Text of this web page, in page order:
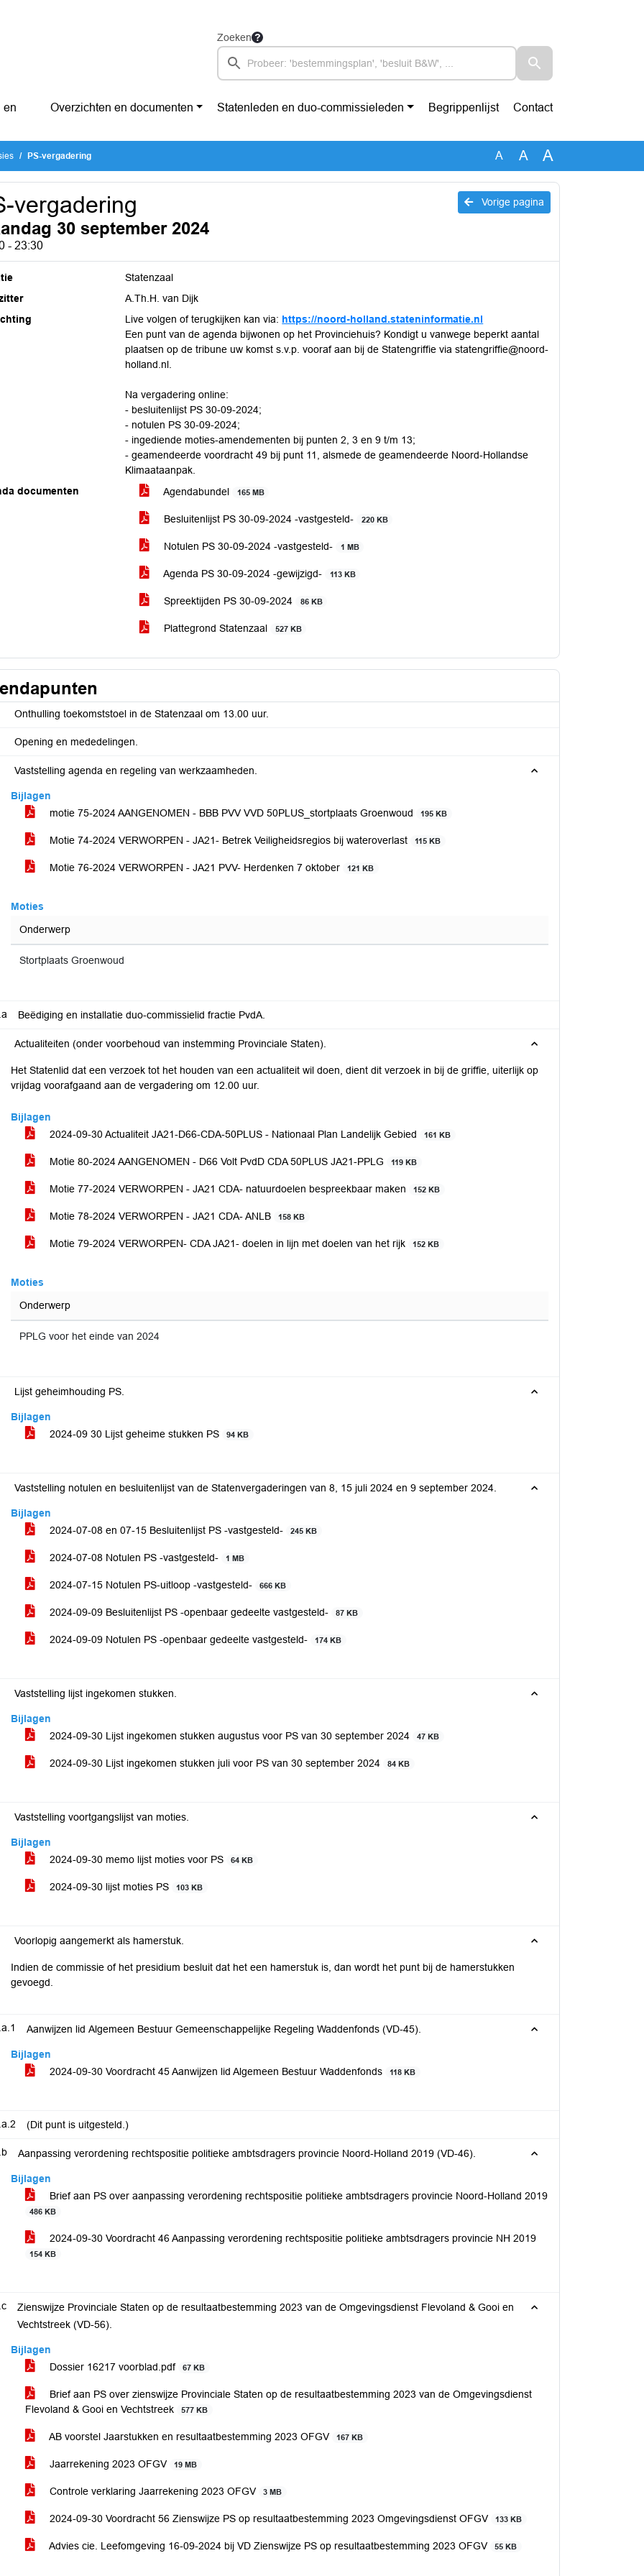
Zoeken
en Overzichten en documenten Statenleden en duo-commissieleden Begrippenlijst Contact
PS-vergadering A A A
Vorige pagina
vergadering
30 september 2024
- 23:30
Statenzaal
A.Th.H. van Dijk
Live volgen of terugkijken kan via: https://noord-holland.stateninformatie.nl
Een punt van de agenda bijwonen op het Provinciehuis? Kondigt u vanwege beperkt aantal
plaatsen op de tribune uw komst s.v.p. vooraf aan bij de Statengriffie via statengriffie@noord-
holland.nl.
Na vergadering online:
- besluitenlijst PS 30-09-2024;
- notulen PS 30-09-2024;
- ingediende moties-amendementen bij punten 2, 3 en 9 t/m 13;
- geamendeerde voordracht 49 bij punt 11, alsmede de geamendeerde Noord-Hollandse
Klimaataanpak.
documenten
Agendabundel 165 MB
Besluitenlijst PS 30-09-2024 -vastgesteld- 220 KB
Notulen PS 30-09-2024 -vastgesteld- 1 MB
Agenda PS 30-09-2024 -gewijzigd- 113 KB
Spreektijden PS 30-09-2024 86 KB
Plattegrond Statenzaal 527 KB
Onthulling toekomststoel in de Statenzaal om 13.00 uur.
Opening en mededelingen.
Vaststelling agenda en regeling van werkzaamheden.
Bijlagen
motie 75-2024 AANGENOMEN - BBB PVV VVD 50PLUS_stortplaats Groenwoud
195 KB
Motie 74-2024 VERWORPEN - JA21- Betrek Veiligheidsregios bij wateroverlast 115 KB
Motie 76-2024 VERWORPEN - JA21 PVV- Herdenken 7 oktober 121 KB
Moties
Onderwerp
Stortplaats Groenwoud
Beëdiging en installatie duo-commissielid fractie PvdA.
Actualiteiten (onder voorbehoud van instemming Provinciale Staten).
Het Statenlid dat een verzoek tot het houden van een actualiteit wil doen, dient dit verzoek in bij de griffie, uiterlijk op
vrijdag voorafgaand aan de vergadering om 12.00 uur.
Bijlagen
2024-09-30 Actualiteit JA21-D66-CDA-50PLUS - Nationaal Plan Landelijk Gebied
161 KB
Motie 80-2024 AANGENOMEN - D66 Volt PvdD CDA 50PLUS JA21-PPLG 119 KB
Motie 77-2024 VERWORPEN - JA21 CDA- natuurdoelen bespreekbaar maken 152 KB
Motie 78-2024 VERWORPEN - JA21 CDA- ANLB 158 KB
Motie 79-2024 VERWORPEN- CDA JA21- doelen in lijn met doelen van het rijk 152 KB
Moties
Onderwerp
PPLG voor het einde van 2024
Lijst geheimhouding PS.
Bijlagen
2024-09 30 Lijst geheime stukken PS
94 KB
Vaststelling notulen en besluitenlijst van de Statenvergaderingen van 8, 15 juli 2024 en 9 september 2024.
Bijlagen
2024-07-08 en 07-15 Besluitenlijst PS -vastgesteld-
245 KB
2024-07-08 Notulen PS -vastgesteld- 1 MB
2024-07-15 Notulen PS-uitloop -vastgesteld- 666 KB
2024-09-09 Besluitenlijst PS -openbaar gedeelte vastgesteld- 87 KB
2024-09-09 Notulen PS -openbaar gedeelte vastgesteld- 174 KB
Vaststelling lijst ingekomen stukken.
Bijlagen
2024-09-30 Lijst ingekomen stukken augustus voor PS van 30 september 2024
47 KB
2024-09-30 Lijst ingekomen stukken juli voor PS van 30 september 2024 84 KB
Vaststelling voortgangslijst van moties.
Bijlagen
2024-09-30 memo lijst moties voor PS
64 KB
2024-09-30 lijst moties PS 103 KB
Voorlopig aangemerkt als hamerstuk.
Indien de commissie of het presidium besluit dat het een hamerstuk is, dan wordt het punt bij de hamerstukken
gevoegd.
Aanwijzen lid Algemeen Bestuur Gemeenschappelijke Regeling Waddenfonds (VD-45).
Bijlagen
2024-09-30 Voordracht 45 Aanwijzen lid Algemeen Bestuur Waddenfonds
118 KB
(Dit punt is uitgesteld.)
Aanpassing verordening rechtspositie politieke ambtsdragers provincie Noord-Holland 2019 (VD-46).
Bijlagen
Brief aan PS over aanpassing verordening rechtspositie politieke ambtsdragers provincie Noord-Holland 2019
486 KB
2024-09-30 Voordracht 46 Aanpassing verordening rechtspositie politieke ambtsdragers provincie NH 2019
154 KB
Zienswijze Provinciale Staten op de resultaatbestemming 2023 van de Omgevingsdienst Flevoland & Gooi en
Vechtstreek (VD-56).
Bijlagen
Dossier 16217 voorblad.pdf
67 KB
Brief aan PS over zienswijze Provinciale Staten op de resultaatbestemming 2023 van de Omgevingsdienst
Flevoland & Gooi en Vechtstreek
577 KB
AB voorstel Jaarstukken en resultaatbestemming 2023 OFGV 167 KB
Jaarrekening 2023 OFGV 19 MB
Controle verklaring Jaarrekening 2023 OFGV 3 MB
2024-09-30 Voordracht 56 Zienswijze PS op resultaatbestemming 2023 Omgevingsdienst OFGV 133 KB
Advies cie. Leefomgeving 16-09-2024 bij VD Zienswijze PS op resultaatbestemming 2023 OFGV 55 KB